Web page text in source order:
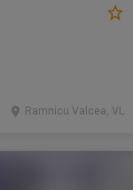
Ramnicu Valcea, VL